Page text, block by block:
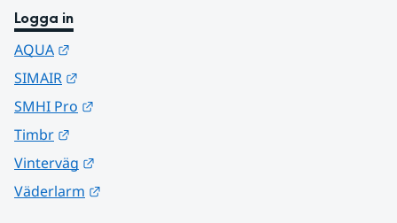
Logga in
AQUA
SIMAIR
SMHI Pro
Timbr
Vinterväg
Väderlarm